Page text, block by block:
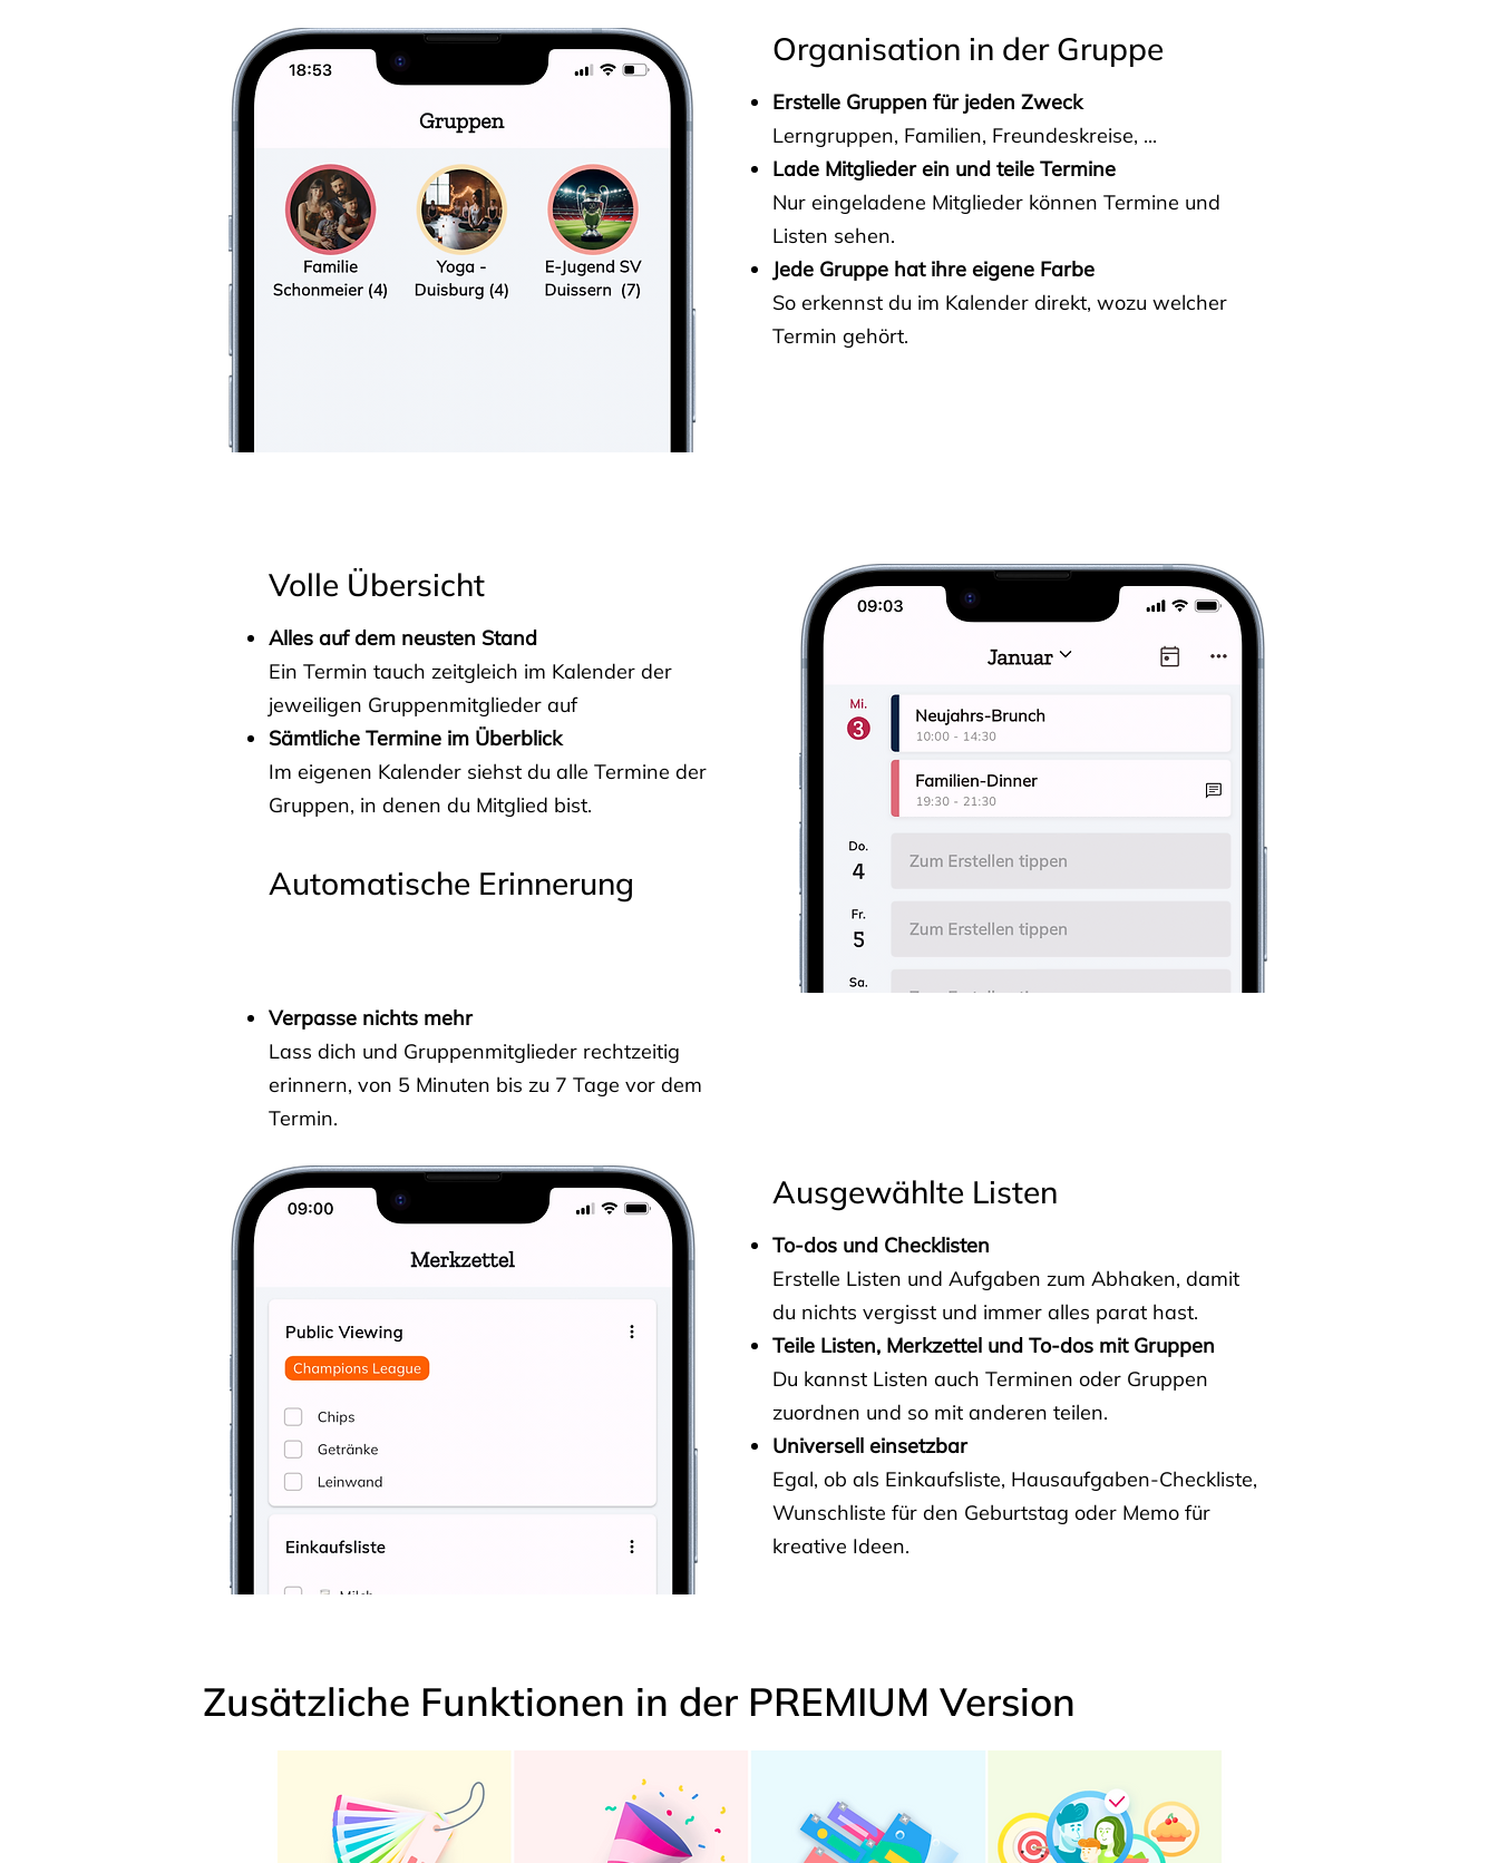
Organisation in der Gruppe
Erstelle Gruppen für jeden Zweck
Lerngruppen, Familien, Freundeskreise, ...
Lade Mitglieder ein und teile Termine
Nur eingeladene Mitglieder können Termine und
Listen sehen.
Jede Gruppe hat ihre eigene Farbe
So erkennst du im Kalender direkt, wozu welcher
Termin gehört.
Volle Übersicht
Alles auf dem neusten Stand
Ein Termin tauch zeitgleich im Kalender der
jeweiligen Gruppenmitglieder auf
Sämtliche Termine im Überblick
Im eigenen Kalender siehst du alle Termine der
Gruppen, in denen du Mitglied bist.
Automatische Erinnerung
Verpasse nichts mehr
Lass dich und Gruppenmitglieder rechtzeitig
erinnern, von 5 Minuten bis zu 7 Tage vor dem
Termin.
Ausgewählte Listen
To-dos und Checklisten
Erstelle Listen und Aufgaben zum Abhaken, damit
du nichts vergisst und immer alles parat hast.
Teile Listen, Merkzettel und To-dos mit Gruppen
Du kannst Listen auch Terminen oder Gruppen
zuordnen und so mit anderen teilen.
Universell einsetzbar
Egal, ob als Einkaufsliste, Hausaufgaben-Checkliste,
Wunschliste für den Geburtstag oder Memo für
kreative Ideen.
Zusätzliche Funktionen in der PREMIUM Version